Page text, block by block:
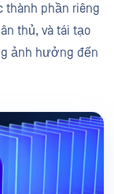
thành phần riêng
thủ, và tái tạo
ảnh hưởng đến